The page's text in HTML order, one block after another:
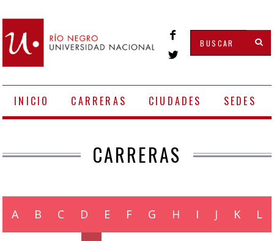
INICIO CARRERAS CIUDADES SEDES
CARRERAS
A B C D E F G H I J K L